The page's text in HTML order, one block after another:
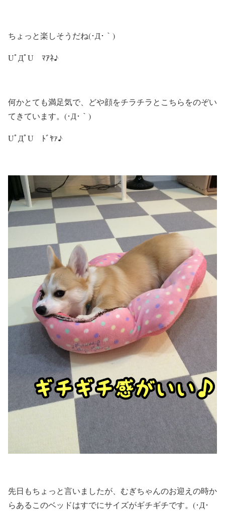
ちょっと楽しそうだね(･Д･｀)
UﾟДﾟU ﾏｱﾈ♪
何かとても満足気で、どや顔をチラチラとこちらをのぞい
てきています。(･Д･｀)
UﾟДﾟU ﾄﾞﾔｧ♪
先日もちょっと言いましたが、むぎちゃんのお迎えの時か
らあるこのベッドはすでにサイズがギチギチです。(･Д･